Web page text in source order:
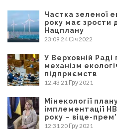
Частка зеленої
року має зрости
Нацплану
23:09 24 Січ 2022
У Верховній
механізм
підприємств
12:43 21 Гру 2021
Мінекології
імплементації
року – віце-
12:31 20 Гру 2021